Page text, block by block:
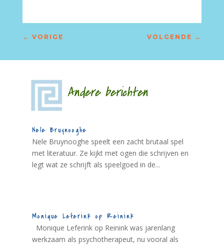
← VORIGE VOLGENDE →
Andere berichten
Nele Bruynooghe
Nele Bruynooghe speelt een zacht brutaal spel
met literatuur. Ze kijkt met ogen die schrijven en
legt wat ze schrijft als speelgoed in de...
Monique Leferink op Reinink
Monique Leferink op Reinink was jarenlang
werkzaam als psychotherapeut, nu vooral als